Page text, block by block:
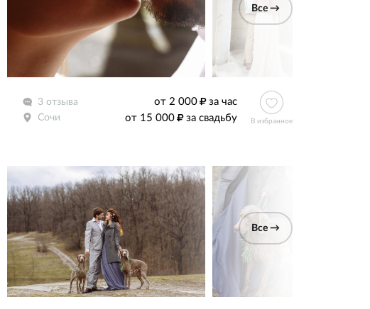
Все →
3 отзыва
Сочи
от 2 000
за час
от 15 000
за свадьбу В избранное
Все →